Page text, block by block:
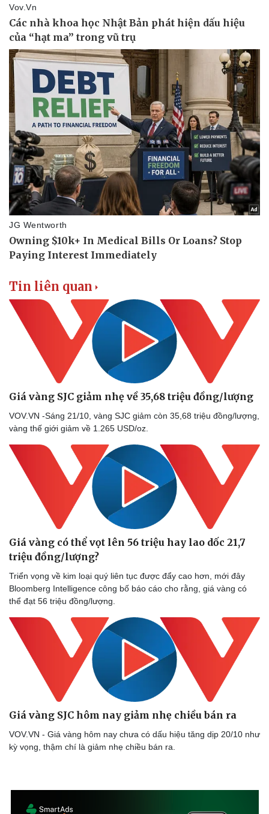
Bóng đá
Lịch thi đấu bóng đá
Thế giới thể thao
eSports
Hậu trường
Xe máy
Tin liên quan
Giá vàng SJC giảm nhẹ về 35,68 triệu đồng/lượng
VOV.VN -Sáng 21/10, vàng SJC giảm còn 35,68 triệu đồng/lượng,
vàng thế giới giảm về 1.265 USD/oz.
Giá vàng có thể vọt lên 56 triệu hay lao dốc 21,7
triệu đồng/lượng?
Triển vọng về kim loại quý liên tục được đẩy cao hơn, mới đây
Bloomberg Intelligence công bố báo cáo cho rằng, giá vàng có
thể đạt 56 triệu đồng/lượng.
Giá vàng SJC hôm nay giảm nhẹ chiều bán ra
VOV.VN - Giá vàng hôm nay chưa có dấu hiệu tăng dịp 20/10 như
kỳ vọng, thậm chí là giảm nhẹ chiều bán ra.